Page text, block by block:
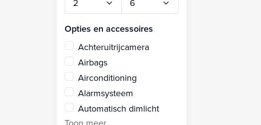
Opties en accessoires
Achteruitrijcamera
Airbags
Airconditioning
Alarmsysteem
Automatisch dimlicht